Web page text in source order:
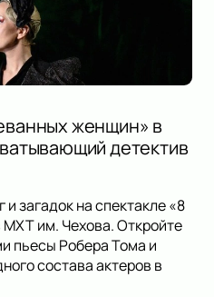
женщин» в
детектив
и загадок на спектакле «8
им. Чехова. Откройте
пьесы Робера Тома и
состава актеров в